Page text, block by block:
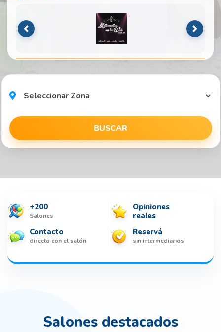
Anterior
BUSCAR
+200
Salones
Opiniones
reales
Contacto
directo con el salón
Reservá
sin intermediarios
Salones destacados